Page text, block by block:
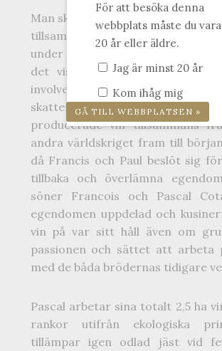
Man skördade gemensamt samt
tillsammans men dock
under enskilda etiketter. Varför
det viset är en omdiskuterad
involverar allt från fransk
skattefrågor mm.
producerade vin tillsammans
andra världskriget fram till
då Francis och Paul beslöt sig
tillbaka och överlämna
söner Francois och Pascal
egendomen uppdelad och
vin på var sitt håll även om
passionen och sättet att arbeta
med de båda brödernas tidigare
Pascal arbetar sina totalt 2,5 ha
rankor utifrån ekologiska
tillämpar igen odlad jäst vid
För att besöka denna
webbplats måste du vara
20 år eller äldre.
Jag är minst 20 år
Kom ihåg mig